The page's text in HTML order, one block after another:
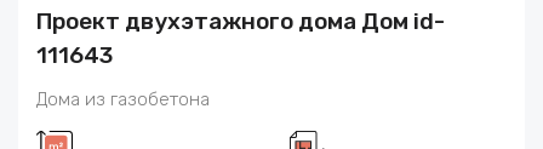
Проект двухэтажного дома Дом id-
111643
Дома из газобетона